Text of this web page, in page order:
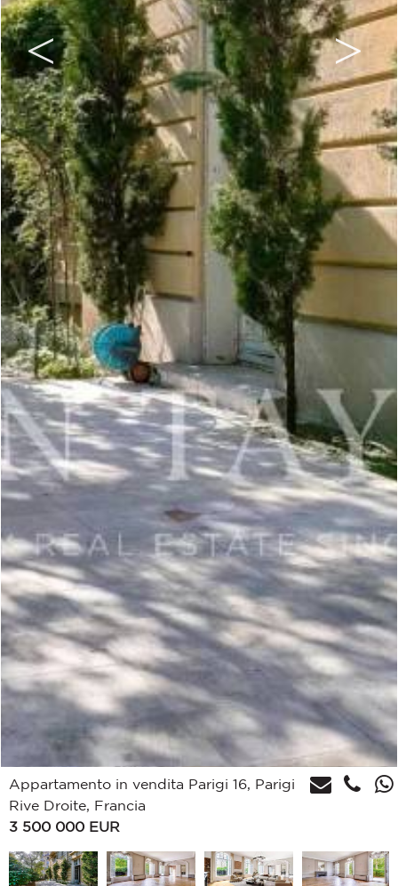
Appartamento in vendita Parigi 16, Parigi
Rive Droite, Francia
3 500 000 EUR